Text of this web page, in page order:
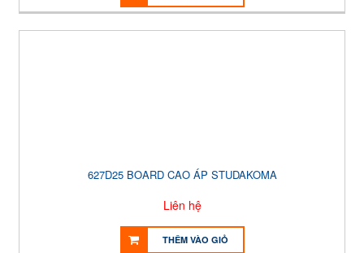
627D25 BOARD CAO ÁP STUDAKOMA
Liên hệ
THÊM VÀO GIỎ